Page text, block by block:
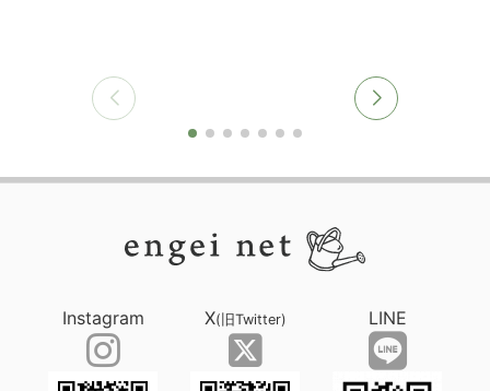
Instagram X(旧Twitter) LINE